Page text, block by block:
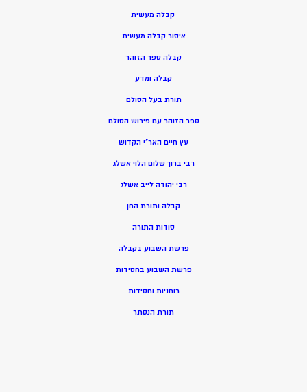
קבלה מעשית
איסור קבלה מעשית
קבלה ספר הזוהר
קבלה ומדע
תורת בעל הסולם
ספר הזוהר עם פירוש הסולם
עץ חיים האר”י הקדוש
רבי ברוך שלום הלוי אשלג
רבי יהודה לייב אשלג
קבלה ותורת החן
סודות התורה
פרשת השבוע בקבלה
פרשת השבוע בחסידות
רוחניות וחסידות
תורת הנסתר